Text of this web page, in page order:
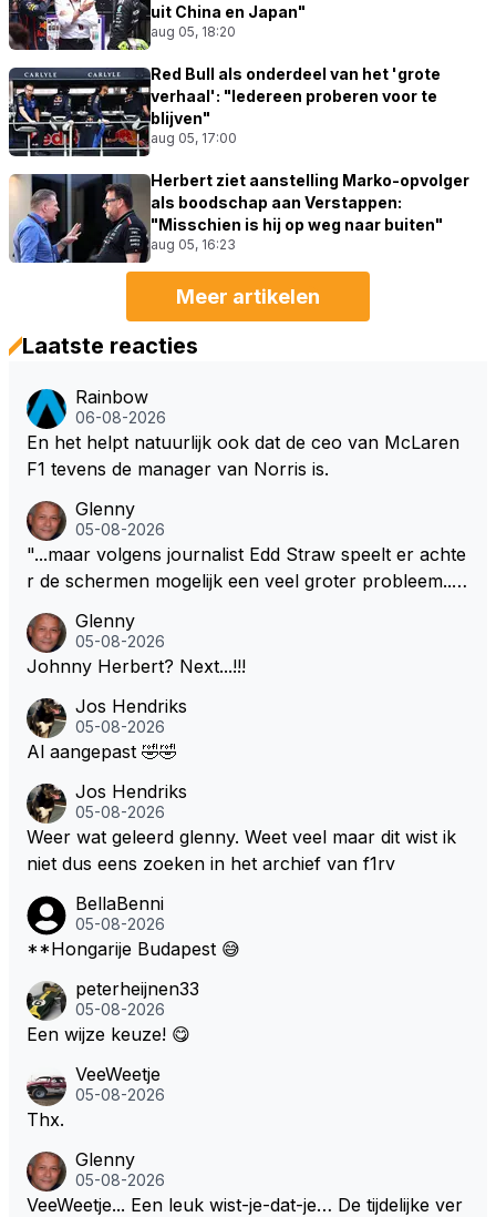
uit China en Japan"
aug 05, 18:20
Red Bull als onderdeel van het 'grote
verhaal': "Iedereen proberen voor te
blijven"
aug 05, 17:00
Herbert ziet aanstelling Marko-opvolger
als boodschap aan Verstappen:
"Misschien is hij op weg naar buiten"
aug 05, 16:23
Meer artikelen
Laatste reacties
Rainbow
06-08-2026
En het helpt natuurlijk ook dat de ceo van McLaren
F1 tevens de manager van Norris is.
Glenny
05-08-2026
"...maar volgens journalist Edd Straw speelt er achte
r de schermen mogelijk een veel groter probleem..."
Glenny
05-08-2026
Johnny Herbert? Next...!!!
Jos Hendriks
05-08-2026
Al aangepast 🤣🤣
Jos Hendriks
05-08-2026
Weer wat geleerd glenny. Weet veel maar dit wist ik
niet dus eens zoeken in het archief van f1rv
BellaBenni
05-08-2026
**Hongarije Budapest 😅
peterheijnen33
05-08-2026
Een wijze keuze! 😋
VeeWeetje
05-08-2026
Thx.
Glenny
05-08-2026
VeeWeetje... Een leuk wist-je-dat-je… De tijdelijke ver